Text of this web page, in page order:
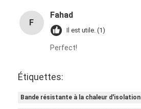
F
Fahad
Il est utile. (1)
Perfect!
Étiquettes:
Bande résistante à la chaleur d'isolation